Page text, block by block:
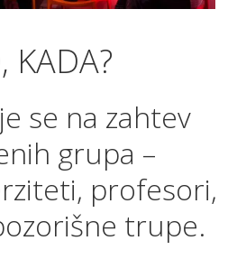
KADA?
se na zahtev
grupa –
profesori,
trupe.